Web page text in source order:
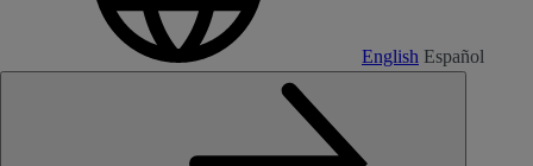
English Español